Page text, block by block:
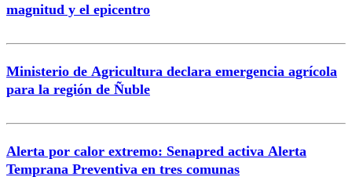
magnitud y el epicentro
Ministerio de Agricultura declara emergencia agrícola
para la región de Ñuble
Alerta por calor extremo: Senapred activa Alerta
Temprana Preventiva en tres comunas